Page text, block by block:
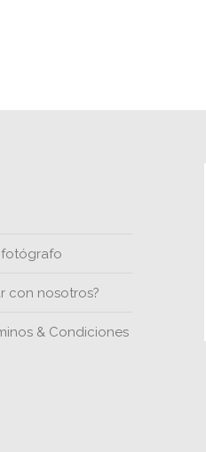
fotógrafo
con nosotros?
& Condiciones